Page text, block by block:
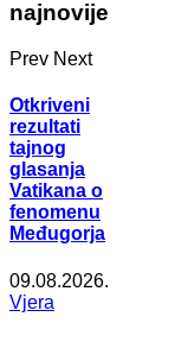
najnovije
Prev Next
Otkriveni
rezultati
tajnog
glasanja
Vatikana o
fenomenu
Međugorja
09.08.2026.
Vjera